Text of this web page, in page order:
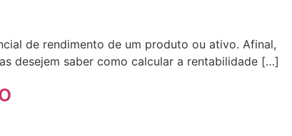
de rendimento de um produto ou ativo. Afinal,
desejem saber como calcular a rentabilidade […]